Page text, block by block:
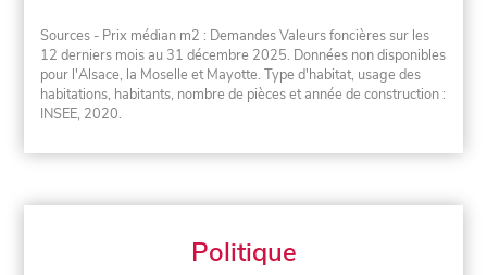
Sources - Prix médian m2 : Demandes Valeurs foncières sur les
12 derniers mois au 31 décembre 2025. Données non disponibles
pour l'Alsace, la Moselle et Mayotte. Type d'habitat, usage des
habitations, habitants, nombre de pièces et année de construction :
INSEE, 2020.
Politique